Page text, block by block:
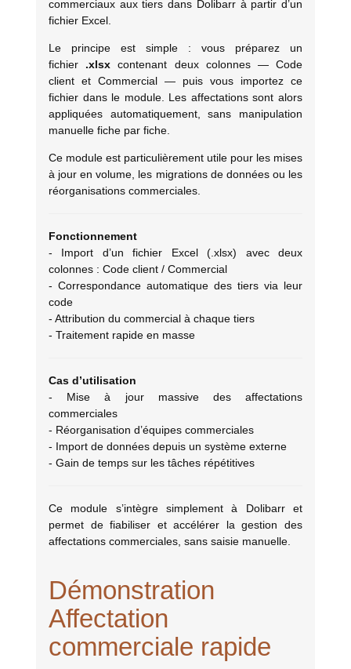
commerciaux aux tiers dans Dolibarr à partir d’un
fichier Excel.
Le principe est simple : vous préparez un
fichier .xlsx contenant deux colonnes — Code
client et Commercial — puis vous importez ce
fichier dans le module. Les affectations sont alors
appliquées automatiquement, sans manipulation
manuelle fiche par fiche.
Ce module est particulièrement utile pour les mises
à jour en volume, les migrations de données ou les
réorganisations commerciales.
Fonctionnement
- Import d’un fichier Excel (.xlsx) avec deux
colonnes : Code client / Commercial
- Correspondance automatique des tiers via leur
code
- Attribution du commercial à chaque tiers
- Traitement rapide en masse
Cas d’utilisation
- Mise à jour massive des affectations
commerciales
- Réorganisation d’équipes commerciales
- Import de données depuis un système externe
- Gain de temps sur les tâches répétitives
Ce module s’intègre simplement à Dolibarr et
permet de fiabiliser et accélérer la gestion des
affectations commerciales, sans saisie manuelle.
Démonstration
Affectation
commerciale rapide